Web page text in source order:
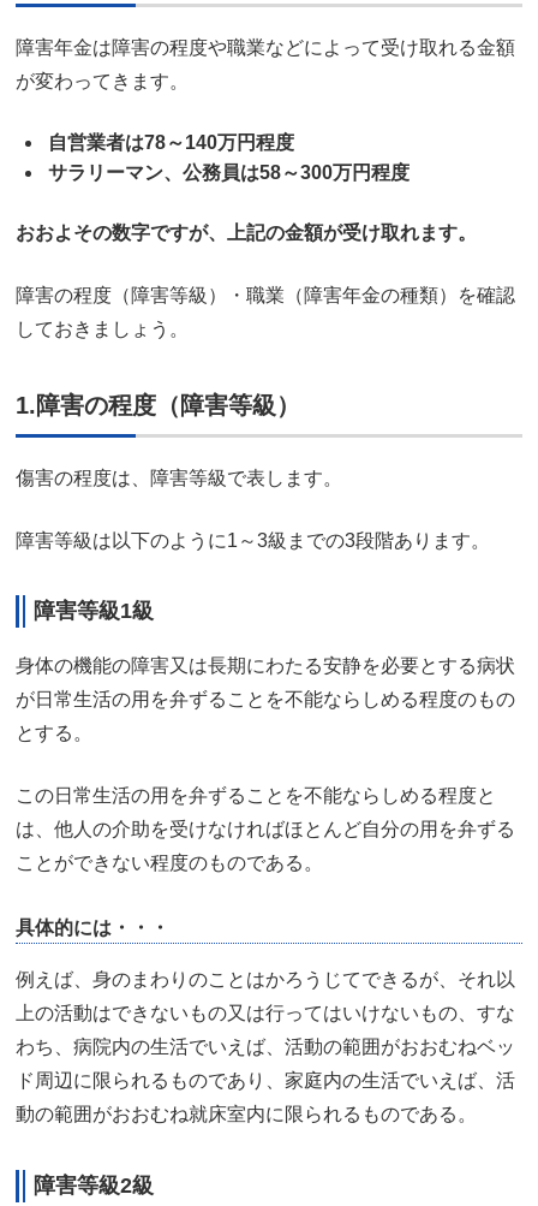
障害年金は障害の程度や職業などによって受け取れる金額
が変わってきます。
自営業者は78～140万円程度
サラリーマン、公務員は58～300万円程度
おおよその数字ですが、上記の金額が受け取れます。
障害の程度（障害等級）・職業（障害年金の種類）を確認
しておきましょう。
1.障害の程度（障害等級）
傷害の程度は、障害等級で表します。
障害等級は以下のように1～3級までの3段階あります。
障害等級1級
身体の機能の障害又は長期にわたる安静を必要とする病状
が日常生活の用を弁ずることを不能ならしめる程度のもの
とする。
この日常生活の用を弁ずることを不能ならしめる程度と
は、他人の介助を受けなければほとんど自分の用を弁ずる
ことができない程度のものである。
具体的には・・・
例えば、身のまわりのことはかろうじてできるが、それ以
上の活動はできないもの又は行ってはいけないもの、すな
わち、病院内の生活でいえば、活動の範囲がおおむねベッ
ド周辺に限られるものであり、家庭内の生活でいえば、活
動の範囲がおおむね就床室内に限られるものである。
障害等級2級